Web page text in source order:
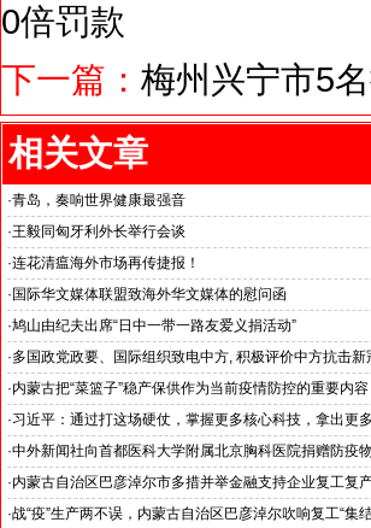
0倍罚款
下一篇： 梅州兴宁市5
相关文章
·青岛，奏响世界健康最强音
·王毅同匈牙利外长举行会谈
·连花清瘟海外市场再传捷报！
· 国际华文媒体联盟致海外华文媒体的慰问函
·鸠山由纪夫出席“日中一带一路友爱义捐活动”
·多国政党政要、国际组织致电中方, 积极评价中方抗击
效
·内蒙古把“菜篮子”稳产保供作为当前疫情防控的重要内容
·习近平：通过打这场硬仗，掌握更多核心科技，拿出更
·中外新闻社向首都医科大学附属北京胸科医院捐赠防疫
·内蒙古自治区巴彦淖尔市多措并举金融支持企业复工复
·战“疫”生产两不误，内蒙古自治区巴彦淖尔吹响复工“集